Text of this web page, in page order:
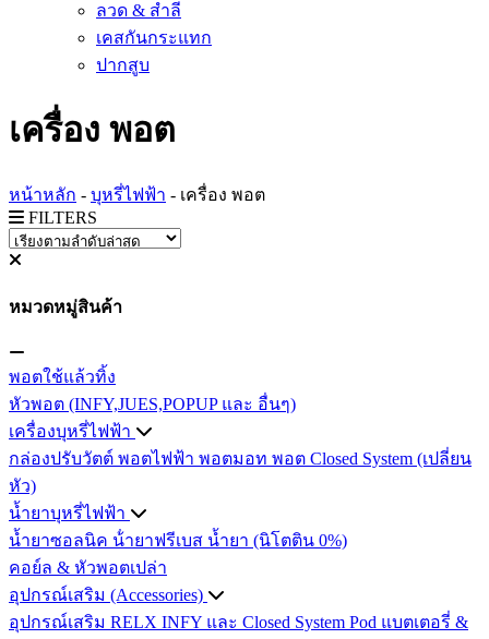
ลวด ​& สำลี
เคสกันกระแทก
ปากสูบ
เครื่อง พอต
หน้าหลัก - บุหรี่ไฟฟ้า - เครื่อง พอต
FILTERS
หมวดหมู่สินค้า
พอตใช้แล้วทิ้ง
หัวพอต (INFY,JUES,POPUP และ อื่นๆ)
เครื่องบุหรี่ไฟฟ้า
กล่องปรับวัตต์ พอตไฟฟ้า พอตมอท พอต Closed System (เปลี่ยน
หัว)
น้ำยาบุหรี่ไฟฟ้า
น้ำยาซอลนิค น้ํายาฟรีเบส น้ำยา (นิโตติน 0%)
คอย์ล & หัวพอตเปล่า
อุปกรณ์เสริม (Accessories)
อุปกรณ์เสริม RELX INFY และ Closed System Pod แบตเตอรี่ &